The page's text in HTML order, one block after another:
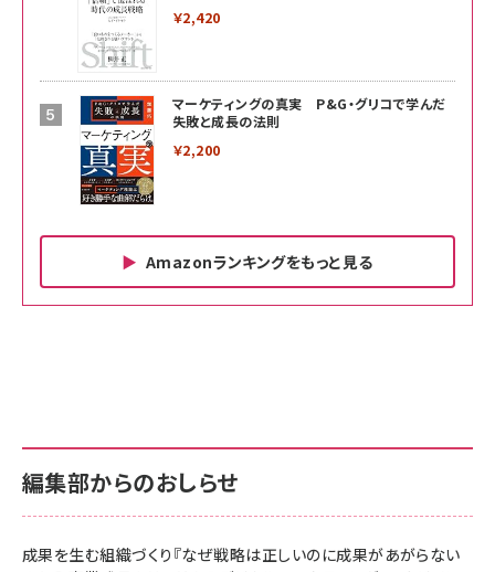
￥2,420
マーケティングの真実 P&G・グリコで学んだ
失敗と成長の法則
￥2,200
Amazonランキングをもっと見る
￥880
anan(アンアン)2026/06/24号 No.2500増刊
スペシャルエディション[王道エンタメの矜持／
￥1,100
サポート正規品 メーカー保証5年 KLMEA128G
NIMASO ガラスフィルム iPhone 17 用 保護フィ
すい ガイド枠付き いPhone17 (6.3インチ) 対応
サポート正規品 メーカー保証5年 KLMEA128G
Amazon eギフトカード - Amazonロゴ - クラ
￥5,000
編集部からのおしらせ
成果を生む組織づくり『なぜ戦略は正しいのに成果があがらない